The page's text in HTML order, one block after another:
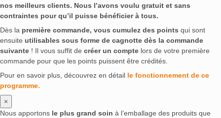
nos meilleurs clients. Nous l’avons voulu gratuit et sans
contraintes pour qu’il puisse bénéficier à tous.
Dès la première commande, vous cumulez des points qui sont
ensuite utilisables sous forme de cagnotte dès la commande
suivante ! Il vous suffit de créer un compte lors de votre première
commande pour que les points puissent être crédités.
Pour en savoir plus, découvrez en détail le fonctionnement de ce
programme.
×
Nous apportons le plus grand soin à l’emballage des produits que